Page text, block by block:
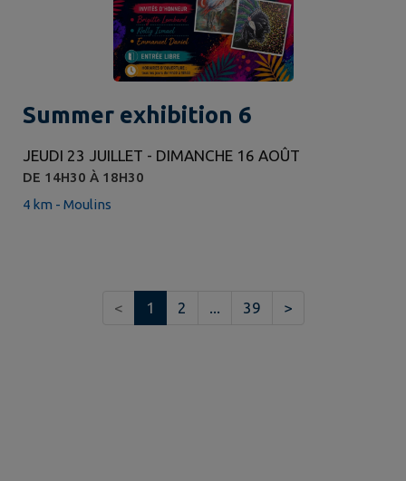
Summer exhibition 6
JEUDI 23 JUILLET - DIMANCHE 16 AOÛT
DE 14H30 À 18H30
4 km - Moulins
< 1 2 ... 39 >